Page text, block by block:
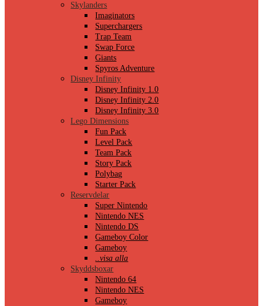
Skylanders
Imaginators
Superchargers
Trap Team
Swap Force
Giants
Spyros Adventure
Disney Infinity
Disney Infinity 1.0
Disney Infinity 2.0
Disney Infinity 3.0
Lego Dimensions
Fun Pack
Level Pack
Team Pack
Story Pack
Polybag
Starter Pack
Reservdelar
Super Nintendo
Nintendo NES
Nintendo DS
Gameboy Color
Gameboy
..visa alla
Skyddsboxar
Nintendo 64
Nintendo NES
Gameboy